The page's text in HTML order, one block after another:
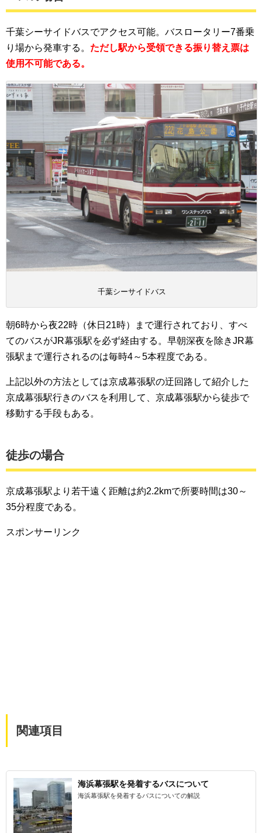
千葉シーサイドバスでアクセス可能。バスロータリー7番乗
り場から発車する。 ただし駅から受領できる振り替え票は
使用不可能である。
千葉シーサイドバス
朝6時から夜22時（休日21時）まで運行されており、すべ
てのバスがJR幕張駅を必ず経由する。早朝深夜を除きJR幕
張駅まで運行されるのは毎時4～5本程度である。
上記以外の方法としては京成幕張駅の迂回路して紹介した
京成幕張駅行きのバスを利用して、京成幕張駅から徒歩で
移動する手段もある。
徒歩の場合
京成幕張駅より若干遠く距離は約2.2kmで所要時間は30～
35分程度である。
スポンサーリンク
関連項目
海浜幕張駅を発着するバスについて
海浜幕張駅を発着するバスについての解説